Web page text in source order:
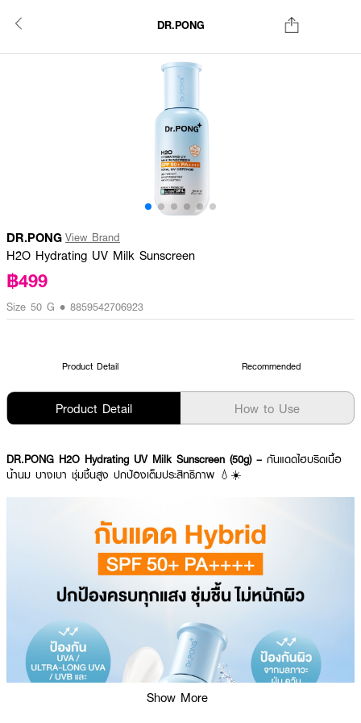
DR.PONG
DR.PONG View Brand
H2O Hydrating UV Milk Sunscreen
฿499
Size 50 G • 8859542706923
Product Detail Recommended
Product Detail How to Use
DR.PONG H2O Hydrating UV Milk Sunscreen (50g) – กันแดดไฮบริดเนื้อ
น้ำนม บางเบา ชุ่มชื้นสูง ปกป้องเต็มประสิทธิภาพ 💧☀️
Show More